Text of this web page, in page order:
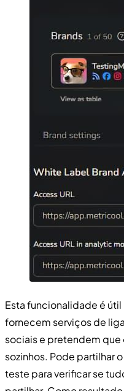
Esta funcionalidade é
fornecem serviços de
sociais e pretendem
sozinhos. Pode partilhar
teste para verificar se